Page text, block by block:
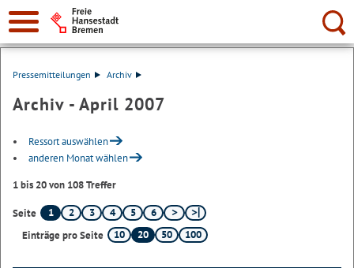
Suche:
Pressemitteilungen Archiv
Archiv - April 2007
Ressort auswählen
anderen Monat wählen
1 bis 20 von 108 Treffer
Seite 1 2 3 4 5
6
Einträge pro Seite
10 20 50 100